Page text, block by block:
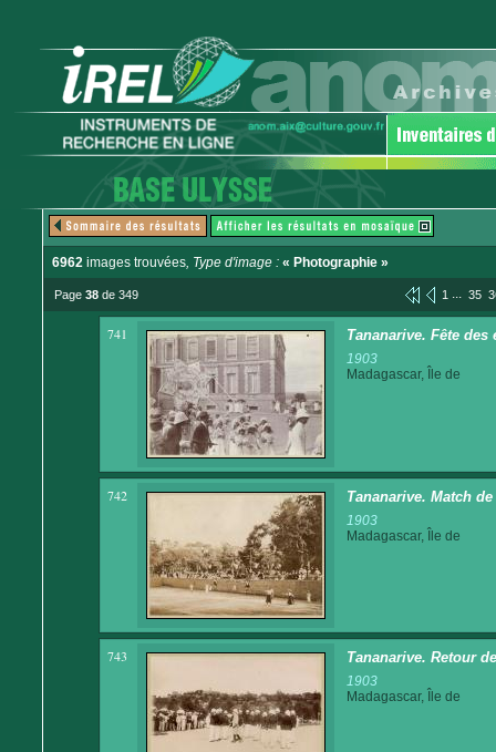
6962 images trouvées, Type d'image : « Photographie »
Page 38 de 349 1 ... 35
741 Tananarive. Fête des
1903
Madagascar, Île de
742 Tananarive. Match
1903
Madagascar, Île de
743 Tananarive. Retour
1903
Madagascar, Île de